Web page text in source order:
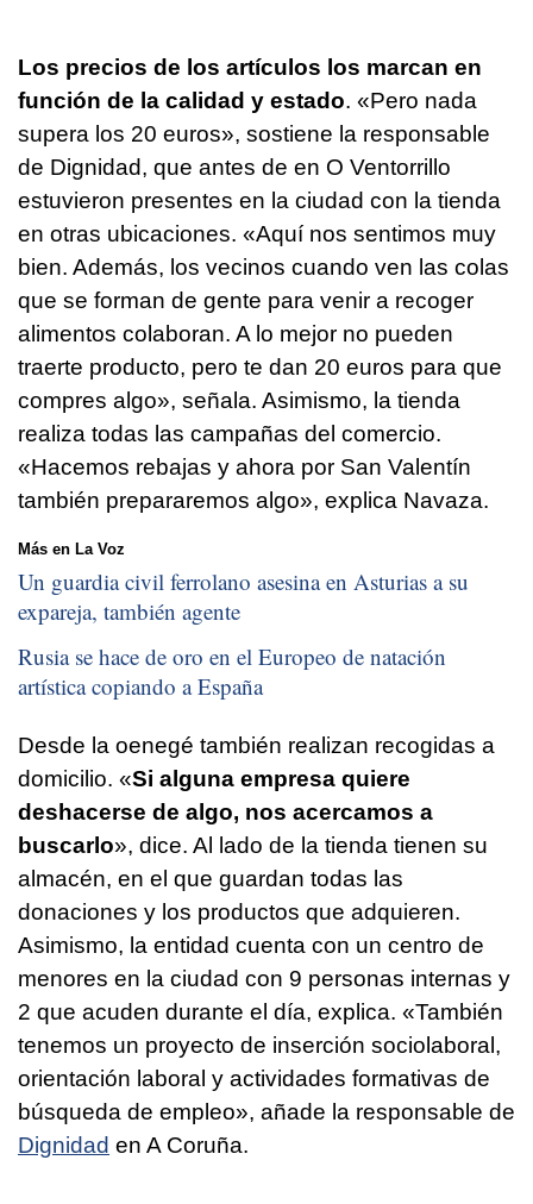
Los precios de los artículos los marcan en
función de la calidad y estado. «Pero nada
supera los 20 euros», sostiene la responsable
de Dignidad, que antes de en O Ventorrillo
estuvieron presentes en la ciudad con la tienda
en otras ubicaciones. «Aquí nos sentimos muy
bien. Además, los vecinos cuando ven las colas
que se forman de gente para venir a recoger
alimentos colaboran. A lo mejor no pueden
traerte producto, pero te dan 20 euros para que
compres algo», señala. Asimismo, la tienda
realiza todas las campañas del comercio.
«Hacemos rebajas y ahora por San Valentín
también prepararemos algo», explica Navaza.
Más en La Voz
Un guardia civil ferrolano asesina en Asturias a su
expareja, también agente
Rusia se hace de oro en el Europeo de natación
artística copiando a España
Desde la oenegé también realizan recogidas a
domicilio. «Si alguna empresa quiere
deshacerse de algo, nos acercamos a
buscarlo», dice. Al lado de la tienda tienen su
almacén, en el que guardan todas las
donaciones y los productos que adquieren.
Asimismo, la entidad cuenta con un centro de
menores en la ciudad con 9 personas internas y
2 que acuden durante el día, explica. «También
tenemos un proyecto de inserción sociolaboral,
orientación laboral y actividades formativas de
búsqueda de empleo», añade la responsable de
Dignidad en A Coruña.